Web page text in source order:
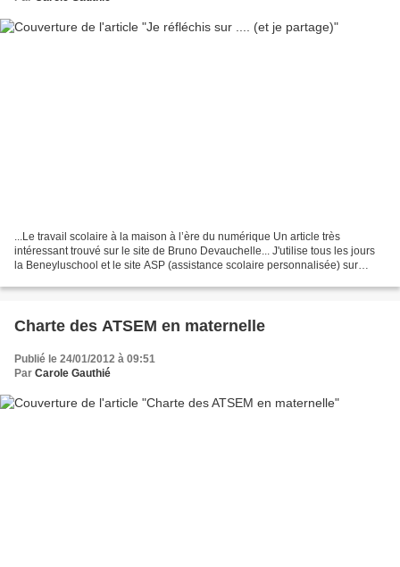
...Le travail scolaire à la maison à l’ère du numérique Un article très
intéressant trouvé sur le site de Bruno Devauchelle... J'utilise tous les jours
la Beneyluschool et le site ASP (assistance scolaire personnalisée) sur
Charte des ATSEM en maternelle
Publié le 24/01/2012 à 09:51
Par Carole Gauthié